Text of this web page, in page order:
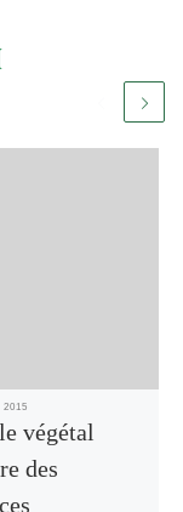
2015
végétal
des